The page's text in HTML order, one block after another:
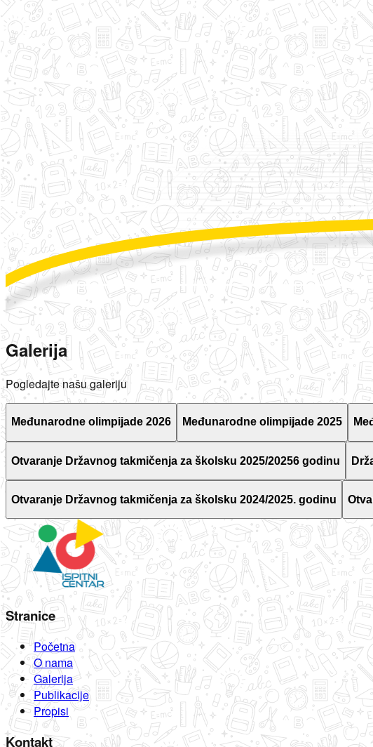
Galerija
Pogledajte našu galeriju
Međunarodne olimpijade 2026 Međunarodne olimpijade 2025
Otvaranje Državnog takmičenja za školsku 2025/20256 godinu
Otvaranje Državnog takmičenja za školsku 2024/2025. godinu
Stranice
Početna
O nama
Galerija
Publikacije
Propisi
Kontakt